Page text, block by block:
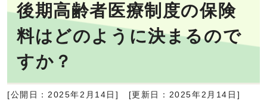
後期高齢者医療制度の保険
料はどのように決まるので
すか？
[公開日：2025年2月14日]
[更新日：2025年2月14日]